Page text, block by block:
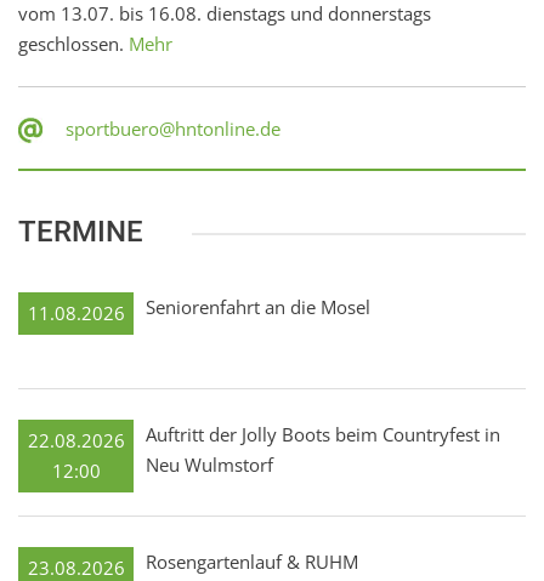
vom 13.07. bis 16.08. dienstags und donnerstags
geschlossen. Mehr
sportbuero@hntonline.de
TERMINE
11.08.2026 Seniorenfahrt an die Mosel
22.08.2026
12:00
Auftritt der Jolly Boots beim Countryfest in
Neu Wulmstorf
23.08.2026 Rosengartenlauf & RUHM